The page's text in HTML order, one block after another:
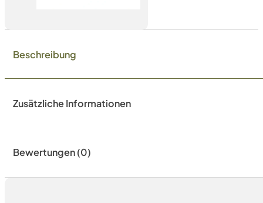
Beschreibung
Zusätzliche Informationen
Bewertungen (0)